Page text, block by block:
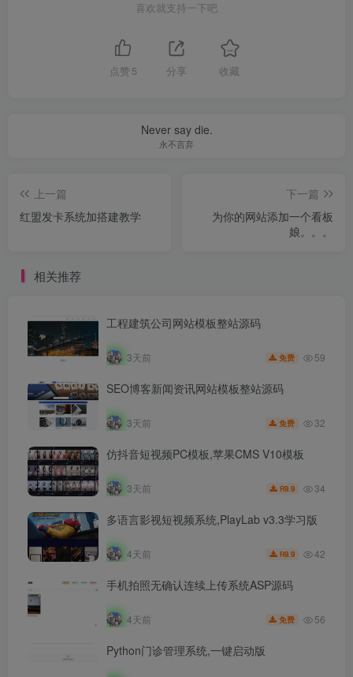
喜欢就支持一下吧
点赞 5 分享 收藏
Never say die.
永不言弃
上一篇
红盟发卡系统加搭建教学
下一篇
为你的网站添加一个看板
娘。。。
相关推荐
工程建筑公司网站模板整站源码
3天前 免费 59
SEO博客新闻资讯网站模板整站源码
3天前 免费 32
仿抖音短视频PC模板,苹果CMS V10模板
3天前 R9.9 34
多语言影视短视频系统,PlayLab v3.3学习版
4天前 R9.9 42
手机拍照无确认连续上传系统ASP源码
4天前 免费 56
Python门诊管理系统,一键启动版